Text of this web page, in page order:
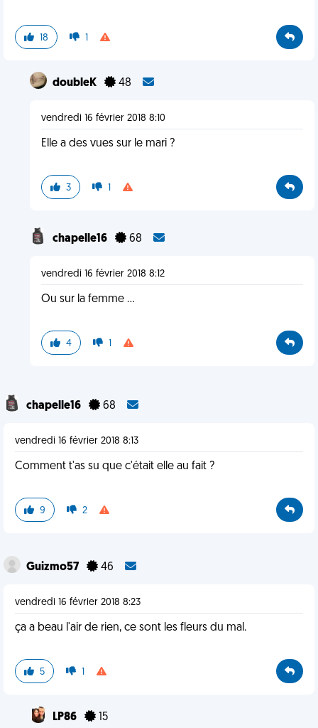
18 1
doubleK 48
vendredi 16 février 2018 8:10
Elle a des vues sur le mari ?
3 1
chapelle16 68
vendredi 16 février 2018 8:12
Ou sur la femme ...
4 1
chapelle16 68
vendredi 16 février 2018 8:13
Comment t'as su que c'était elle au fait ?
9 2
Guizmo57 46
vendredi 16 février 2018 8:23
ça a beau l'air de rien, ce sont les fleurs du mal.
5 1
LP86 15